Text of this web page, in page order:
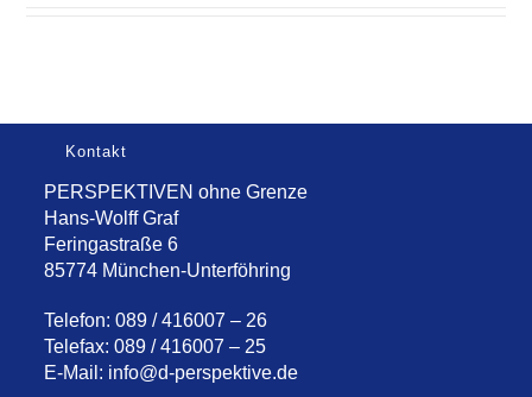
Kontakt
PERSPEKTIVEN ohne Grenze
Hans-Wolff Graf
Feringastraße 6
85774 München-Unterföhring
Telefon: 089 / 416007 – 26
Telefax: 089 / 416007 – 25
E-Mail: info@d-perspektive.de